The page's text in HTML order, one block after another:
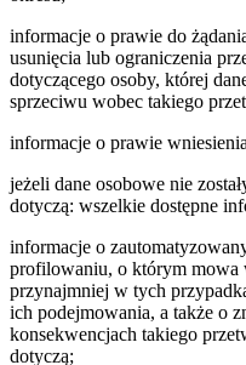
informacje o prawie do
usunięcia lub ograniczenia
dotyczącego osoby, której
sprzeciwu wobec takiego
informacje o prawie
jeżeli dane osobowe nie
dotyczą: wszelkie dostępne
informacje o
profilowaniu, o którym mowa
przynajmniej w tych
ich podejmowania, a także o
konsekwencjach takiego
dotyczą;